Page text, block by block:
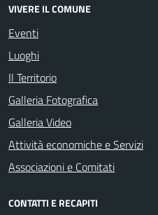
VIVERE IL COMUNE
Eventi
Luoghi
Il Territorio
Galleria Fotografica
Galleria Video
Attività economiche e Servizi
Associazioni e Comitati
CONTATTI E RECAPITI